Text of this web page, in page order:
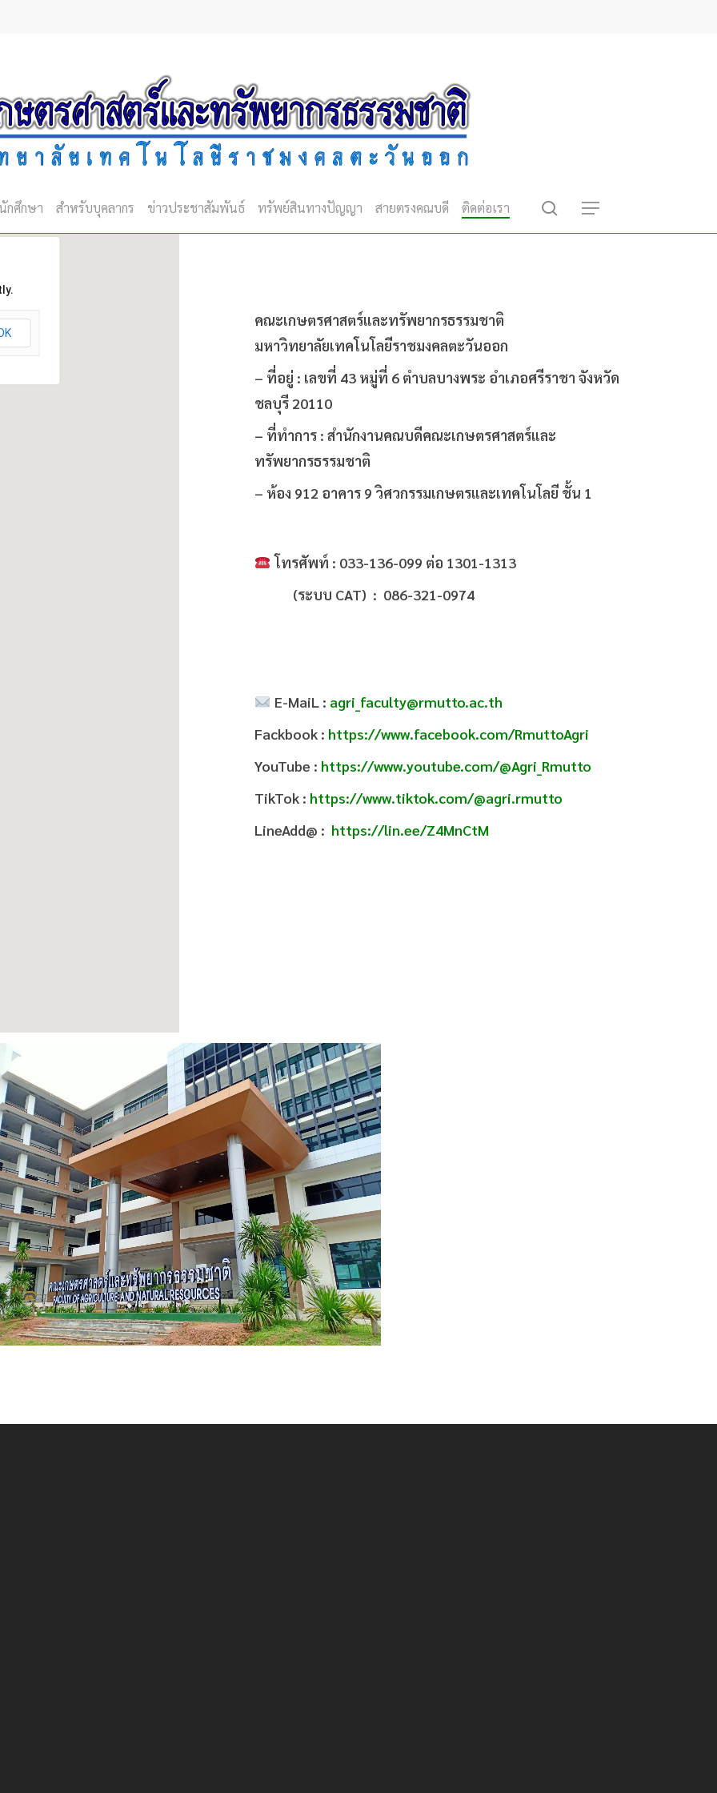
กศึกษา สำหรับบุคลากร ข่าวประชาสัมพันธ์ ทรัพย์สินทางปัญญา สายตรงคณบดี ติดต่อเรา search
Menu
คณะเกษตรศาสตร์และทรัพยากรธรรมชาติ
มหาวิทยาลัยเทคโนโลยีราชมงคลตะวันออก
– ที่อยู่ : เลขที่ 43 หมู่ที่ 6 ตำบลบางพระ อำเภอศรีราชา จังหวัด
ชลบุรี 20110
– ที่ทำการ : สำนักงานคณบดีคณะเกษตรศาสตร์และ
ทรัพยากรธรรมชาติ
– ห้อง 912 อาคาร 9 วิศวกรรมเกษตรและเทคโนโลยี ชั้น 1
โทรศัพท์ : 033-136-099 ต่อ 1301-1313
(ระบบ CAT) : 086-321-0974
E-MaiL: agri_faculty@rmutto.ac.th
Fackbook : https://www.facebook.com/RmuttoAgri
YouTube : https://www.youtube.com/@Agri_Rmutto
TikTok : https://www.tiktok.com/@agri.rmutto
LineAdd@ : https://lin.ee/Z4MnCtM